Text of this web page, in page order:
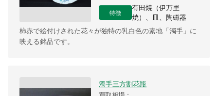
特徴
有田焼（伊万里
焼）、皿、陶磁器
柿赤で絵付けされた花々が独特の乳白色の素地「濁手」に
映える銘品です。
濁手三方割花瓶